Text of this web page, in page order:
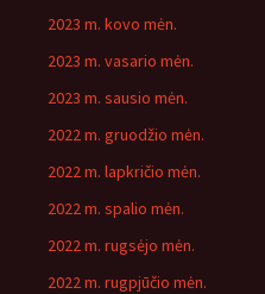
2023 m. kovo mėn.
2023 m. vasario mėn.
2023 m. sausio mėn.
2022 m. gruodžio mėn.
2022 m. lapkričio mėn.
2022 m. spalio mėn.
2022 m. rugsėjo mėn.
2022 m. rugpjūčio mėn.